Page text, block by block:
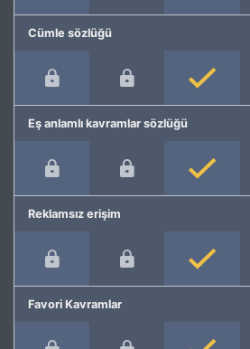
Cümle sözlüğü
Eş anlamlı kavramlar sözlüğü
Reklamsız erişim
Favori Kavramlar